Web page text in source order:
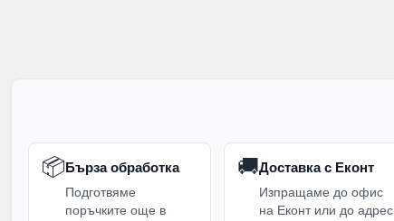
📦Бърза обработка
Подготвяме
поръчките още в
🚚Доставка с Еконт
Изпращаме до офис
на Еконт или до адрес